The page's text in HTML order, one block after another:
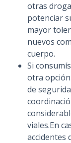
otras
potenciar
mayor
nuevos
cuerpo.
Si
otra
de
viales.En
accidentes